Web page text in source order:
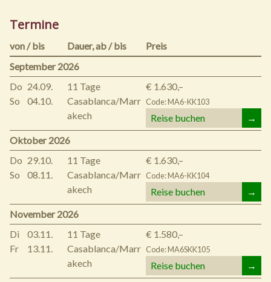
Termine
von / bis Dauer,ab / bis
Preis
September 2026
Do
So
24.09.
04.10.
11 Tage
Casablanca/Marr
akech
€ 1.630,–
Code: MA6-KK103
Reise buchen
→
Oktober 2026
Do
So
29.10.
08.11.
11 Tage
Casablanca/Marr
akech
€ 1.630,–
Code: MA6-KK104
Reise buchen
→
November 2026
Di
Fr
03.11.
13.11.
11 Tage
Casablanca/Marr
akech
€ 1.580,–
Code: MA6SKK105
Reise buchen →